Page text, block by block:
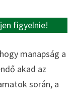
figyelnie!
manapság a
akad az
során, a